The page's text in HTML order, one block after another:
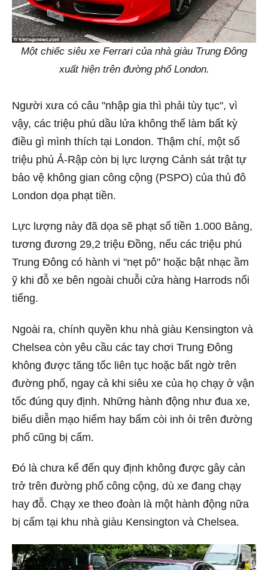
Một chiếc siêu xe Ferrari của nhà giàu Trung Đông
xuất hiện trên đường phố London.
Người xưa có câu "nhập gia thì phải tùy tục", vì
vậy, các triệu phú dầu lửa không thể làm bất kỳ
điều gì mình thích tại London. Thậm chí, một số
triệu phú Ả-Rập còn bị lực lượng Cảnh sát trật tự
bảo vệ không gian công cộng (PSPO) của thủ đô
London dọa phạt tiền.
Lực lượng này đã dọa sẽ phạt số tiền 1.000 Bảng,
tương đương 29,2 triệu Đồng, nếu các triệu phú
Trung Đông có hành vi "nẹt pô" hoặc bật nhạc ầm
ỹ khi đỗ xe bên ngoài chuỗi cửa hàng Harrods nổi
tiếng.
Ngoài ra, chính quyền khu nhà giàu Kensington và
Chelsea còn yêu cầu các tay chơi Trung Đông
không được tăng tốc liên tục hoặc bất ngờ trên
đường phố, ngay cả khi siêu xe của họ chạy ở vận
tốc đúng quy định. Những hành động như đua xe,
biểu diễn mạo hiểm hay bấm còi inh ỏi trên đường
phố cũng bị cấm.
Đó là chưa kể đến quy định không được gây cản
trở trên đường phố công cộng, dù xe đang chạy
hay đỗ. Chạy xe theo đoàn là một hành động nữa
bị cấm tại khu nhà giàu Kensington và Chelsea.